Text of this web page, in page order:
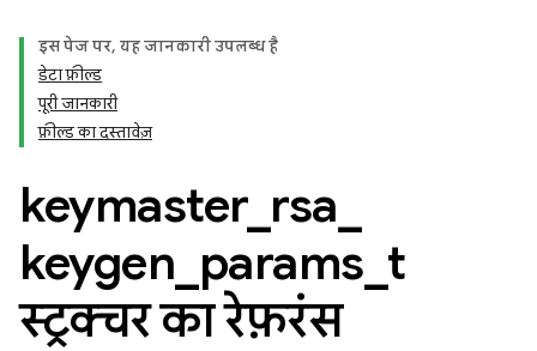
इस पेज पर, यह जानकारी उपलब्ध है
डेटा फ़ील्ड
पूरी जानकारी
फ़ील्ड का दस्तावेज़
keymaster_ rsa
keygen params t
स्ट्रक्चर का रेफ़रंस